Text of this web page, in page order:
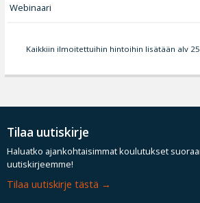
Webinaari
Kaikkiin ilmoitettuihin hintoihin lisätään alv
Tilaa uutiskirje
Haluatko ajankohtaisimmat koulutukset
uutiskirjeemme!
Tilaa uutiskirje tästä